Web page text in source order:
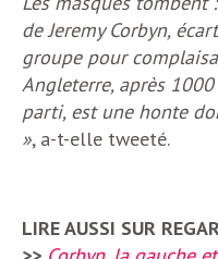
de Jeremy Corbyn,
groupe pour
Angleterre, après
parti, est une honte
», a-t-elle tweeté.
LIRE AUSSI SUR